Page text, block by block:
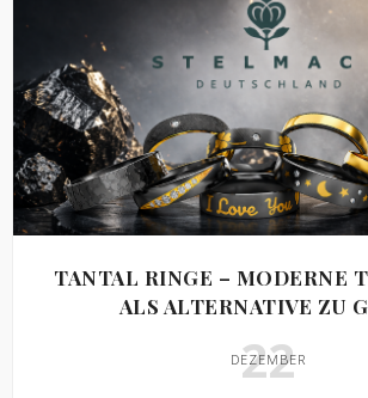
TANTAL RINGE – MODERNE
ALS ALTERNATIVE ZU
22
DEZEMBER